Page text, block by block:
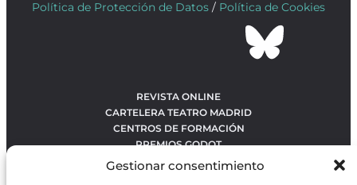
Gestionar consentimiento
Política de Protección de Datos / Política de Cookies
REVISTA ONLINE
CARTELERA TEATRO MADRID
CENTROS DE FORMACIÓN
PREMIOS GODOT